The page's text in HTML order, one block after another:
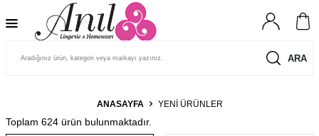
ARA
ANASAYFA YENI ÜRÜNLER
Toplam 624 ürün bulunmaktadır.